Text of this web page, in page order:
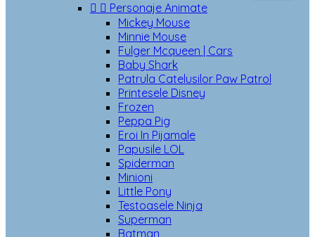
  Personaje Animate
Mickey Mouse
Minnie Mouse
Fulger Mcqueen | Cars
Baby Shark
Patrula Catelusilor Paw Patrol
Printesele Disney
Frozen
Peppa Pig
Eroi In Pijamale
Papusile LOL
Spiderman
Minioni
Little Pony
Testoasele Ninja
Superman
Batman